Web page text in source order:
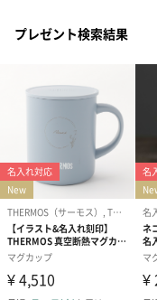
プレゼント検索結果